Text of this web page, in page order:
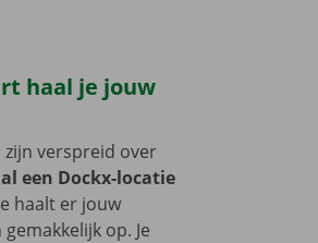
haal je jouw
verspreid over
al een Dockx-locatie
haalt er jouw
op. Je